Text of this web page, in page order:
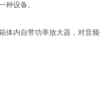
种设备。
体内自带功率放大器，对音